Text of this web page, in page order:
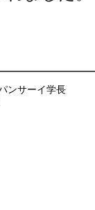
ンサーイ学長